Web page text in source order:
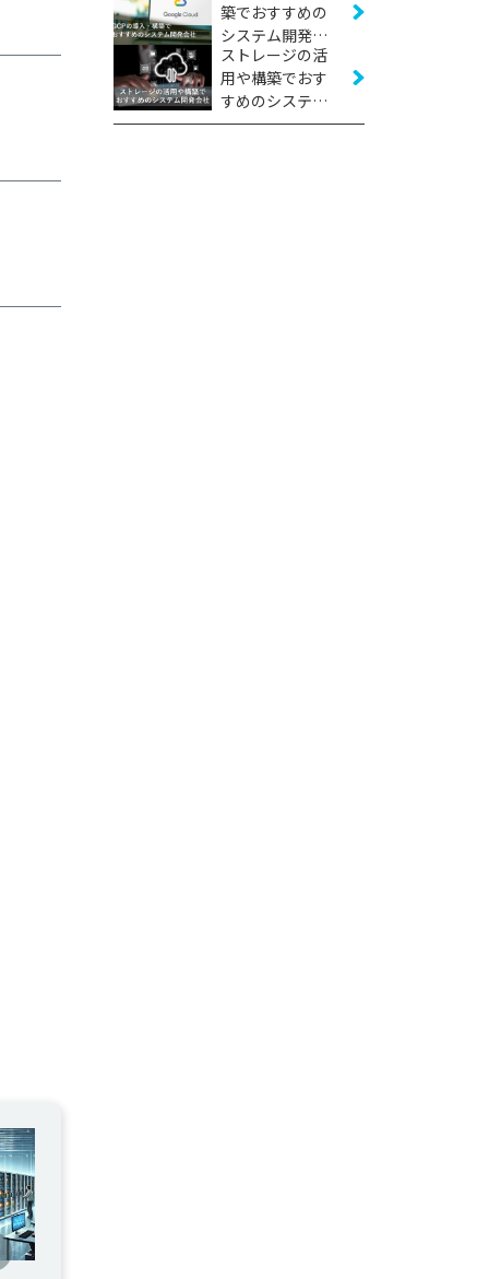
築でおすすめの
システム開発会
社17社【2026年
版】
ストレージの活
用や構築でおす
すめのシステム
開発会社5社